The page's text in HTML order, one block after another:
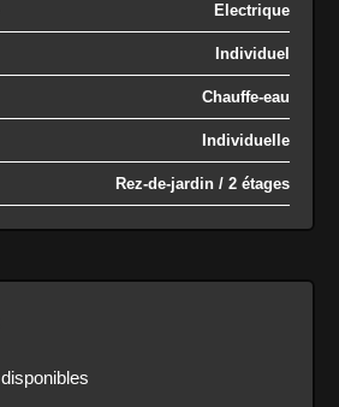
Electrique
Individuel
Chauffe-eau
Individuelle
Rez-de-jardin / 2 étages